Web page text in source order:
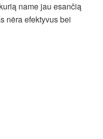
name jau esančią
nėra efektyvus bei